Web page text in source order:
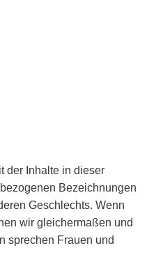
der Inhalte in dieser
Bezeichnungen
Geschlechts. Wenn
wir gleichermaßen und
sprechen Frauen und